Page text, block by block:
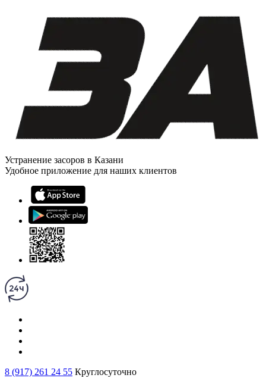
Устранение засоров в Казани
Удобное приложение для наших клиентов
8 (917) 261 24 55 Круглосуточно